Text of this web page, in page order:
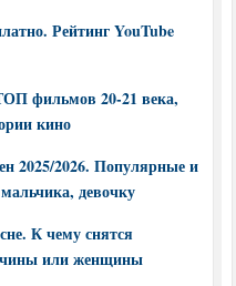
Рейтинг YouTube
фильмов 20-21 века,
кино
2025/2026. Популярные и
девочку
К чему снятся
или женщины